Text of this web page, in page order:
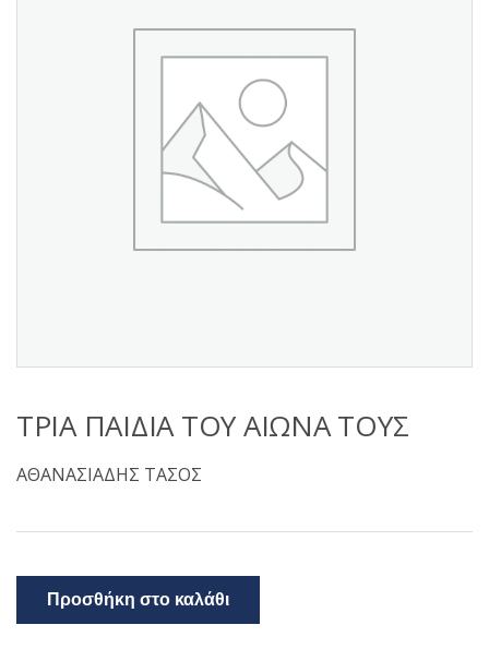
ΤΡΙΑ ΠΑΙΔΙΑ ΤΟΥ ΑΙΩΝΑ ΤΟΥΣ
ΑΘΑΝΑΣΙΑΔΗΣ ΤΑΣΟΣ
Προσθήκη στο καλάθι